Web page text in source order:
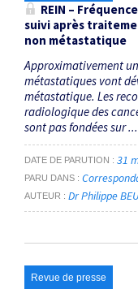
REIN –
suivi après
non métastatique
Approximativement
métastatiques vont
métastatique. Les
radiologique des
sont pas fondées sur ...
DATE DE PARUTION 31
PARU DANS
AUTEUR Dr Philippe
Revue de presse